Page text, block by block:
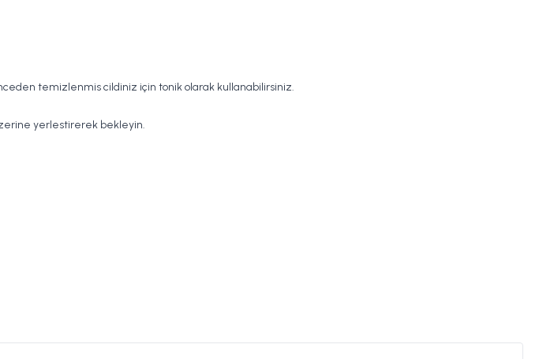
temizlenmis cildiniz için tonik olarak kullanabilirsiniz.
yerlestirerek bekleyin.